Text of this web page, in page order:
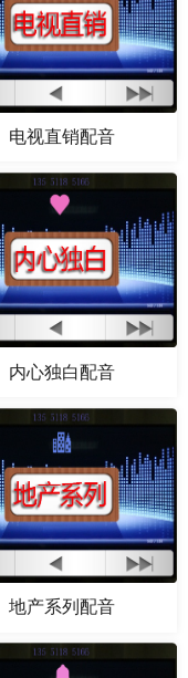
电视直销配音
内心独白配音
地产系列配音